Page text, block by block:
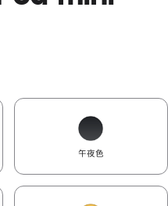
午夜色